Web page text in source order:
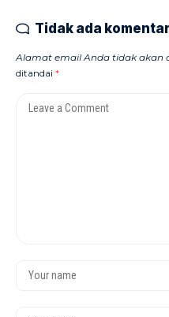
Tidak ada komentar
Alamat email Anda tidak akan
ditandai *